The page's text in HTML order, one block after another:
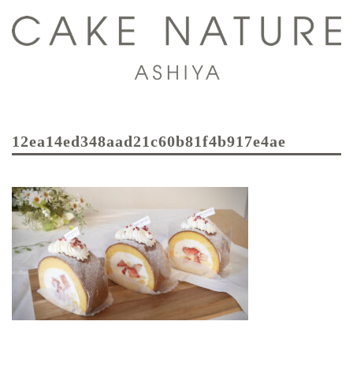
ル
12ea14ed348aad21c60b81f4b917e4ae